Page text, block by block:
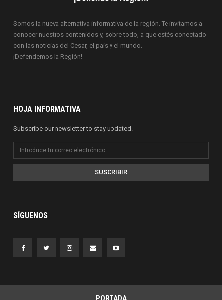
Somos la nueva alternativa informativa de la región. Te invitamos a
conocer nuestros contenidos y, sobre todo, a que estés conectado
con las noticias del Cesar, el país y el mundo.
¡Defendemos la Región!
HOJA INFORMATIVA
Subscribe our newsletter to stay updated.
SUSCRIBIR
SÍGUENOS